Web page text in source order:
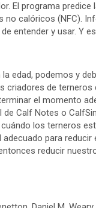
El programa
calóricos (NFC).
entender y usar. Y
edad, podemos y
criadores de
el momento
Calf Notes o
los terneros
para
reducir